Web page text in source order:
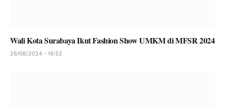
Wali Kota Surabaya Ikut Fashion Show UMKM di MFSR 2024
26/08/2024 - 16:52